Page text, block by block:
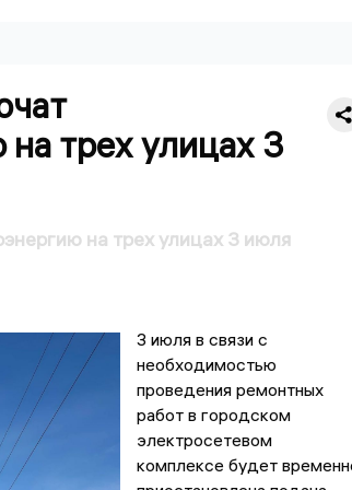
трех улицах 3
на трех улицах 3 июля
3 июля в связи с
необходимостью
проведения ремонтных
работ в городском
электросетевом
комплексе будет